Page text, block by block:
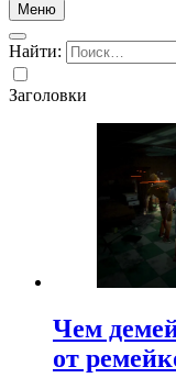
Меню
Найти:
Заголовки
Чем
от